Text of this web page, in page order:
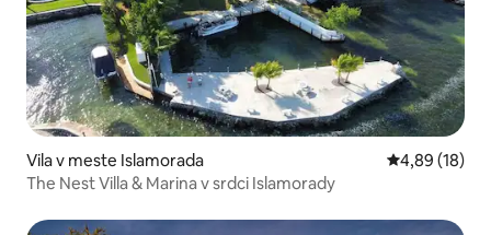
Vila v meste Islamorada Priemerné
4,89 (18)
The Nest Villa & Marina v srdci Islamorady